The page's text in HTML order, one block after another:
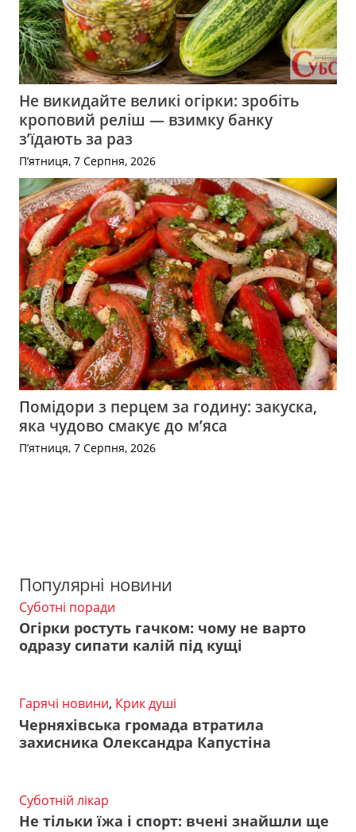
Не викидайте великі огірки: зробіть
кроповий реліш — взимку банку
з’їдають за раз
П’ятниця, 7 Серпня, 2026
Помідори з перцем за годину: закуска,
яка чудово смакує до м’яса
П’ятниця, 7 Серпня, 2026
Популярні новини
Суботні поради
Огірки ростуть гачком: чому не варто
одразу сипати калій під кущі
Гарячі новини, Крик душі
Черняхівська громада втратила
захисника Олександра Капустіна
Суботній лікар
Не тільки їжа і спорт: вчені знайшли ще